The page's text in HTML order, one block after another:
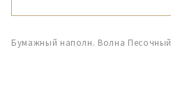
Бумажный наполн. Волна Песочный